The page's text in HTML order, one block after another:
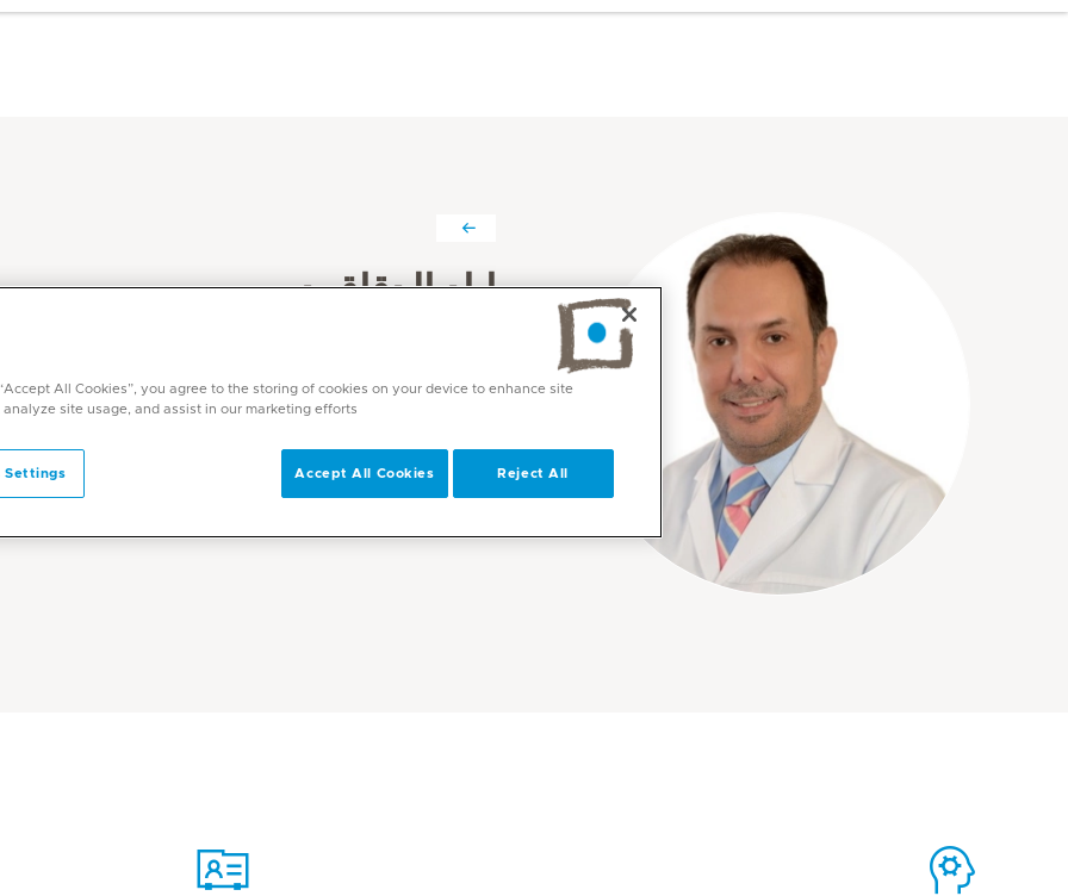
إياد الدقاق د.
طب أسنان الأطفال
اللغات
انجليزي, عربي
All Cookies”, you agree to the storing of cookies on your device to enhance site
analyze site usage, and assist in our marketing efforts.
Settings Reject All
Accept All Cookies